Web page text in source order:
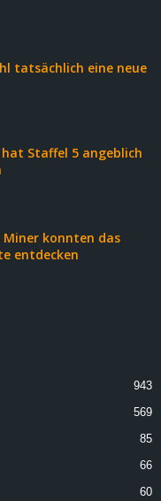
tatsächlich eine neue
Staffel 5 angeblich
Miner konnten das
entdecken
943
569
85
66
60